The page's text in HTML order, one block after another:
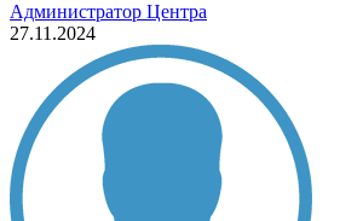
Администратор Центра
27.11.2024